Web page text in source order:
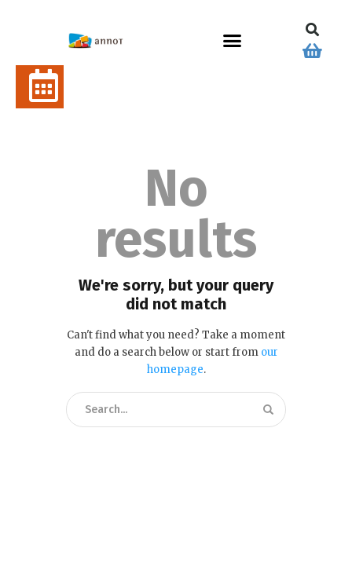
No
results
We're sorry, but your query
did not match
Can't find what you need? Take a moment
and do a search below or start from our
homepage.